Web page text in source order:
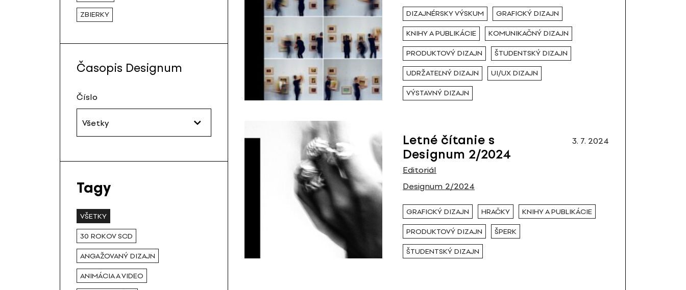
ZBIERKY
Časopis Designum
Číslo
Všetky
Tagy
VŠETKY
30 ROKOV SCD
ANGAŽOVANÝ DIZAJN
ANIMÁCIA A VIDEO
DIZAJNÉRSKY VÝSKUM GRAFICKÝ DIZAJN
KNIHY A PUBLIKÁCIE KOMUNIKAČNÝ DIZAJN
PRODUKTOVÝ DIZAJN ŠTUDENTSKÝ DIZAJN
UDRŽATEĽNÝ DIZAJN UI/UX DIZAJN
VÝSTAVNÝ DIZAJN
Letné čítanie s
Designum 2/2024
Editoriál
Designum 2/2024
3. 7. 2024
GRAFICKÝ DIZAJN HRAČKY KNIHY A PUBLIKÁCIE
PRODUKTOVÝ DIZAJN ŠPERK
ŠTUDENTSKÝ DIZAJN